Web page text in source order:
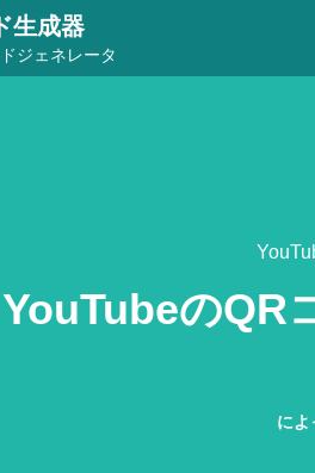
生成器
ジェネレータ
YouTubeのQR
によ